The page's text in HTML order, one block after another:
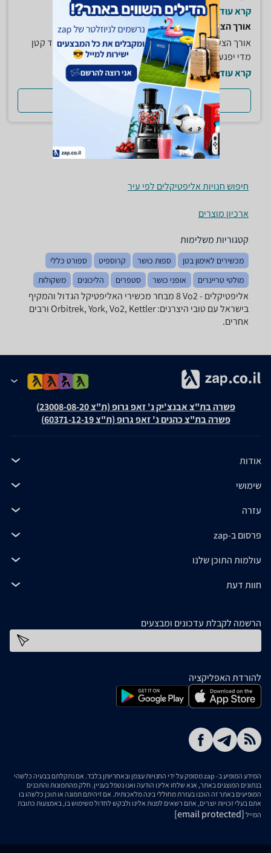
קרא עוד
אורך הצעד
אורך הצעד שהאליפטיקל מספק חשוב מאוד לאימון. צעד קטן
מדי יפגע באימון ויגרום...
קרא עוד
למדריך המלא
חיפוש חנויות אליפטיקלים לפי עיר
ארכיון מוצרים
קטגוריות משלימות
מכשירים לאימון בטן ספות כושר קרוספיט
ספורט כללי
מולטי טריינרים
אופני כושר סטפרים הליכונים משקולות
אליפטיקלים - ‏Vo2 ‏8 מבחר מכשירי האליפטיקל הגדול והמקיף
בישראל עם טובי היצרנים: Orbitrek, York, Vo2, Kettler ורבים
אחרים.
פשרה בת"צ אבנצ'יק נ' זאפ גרופ (ת"צ 23008-08-20)
פשרה בת"צ כהנים נ' זאפ גרופ (ת"צ 60371-12-19)
אודות
שימושי
עזרה
פרסום ב-zap
עולמות התוכן שלנו
חוות דעת
הרשמה לקבלת עדכונים ומבצעים
להורדת האפליקציה
המידע המופיע ב- zap מסופק על ידי החנויות עצמן ובאחריותן בלבד. אם נתקלתם בבעיה כלשהי
בנתונים המוצגים באתר, אנא שלחו אלינו הודעה ואנו נטפל בעניין. חלק מהתמונות והתכנים
המופיעים באתר זה הוכנו בעזרת מחוללי בינה מלאכותית. אם זיהיתם תמונה או תוכן כלשהו בו
אתם בעלי זכויות יוצרים, אתם רשאים לפנות אלינו ולבקש לחדול משימוש בו, באמצעות כתובת
המייל [email protected]